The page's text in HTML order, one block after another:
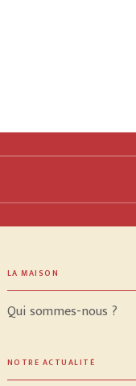
LA MAISON
Qui sommes-nous ?
NOTRE ACTUALITÉ